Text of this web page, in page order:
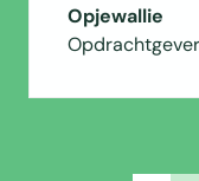
Opjewallie
Opdrachtgever